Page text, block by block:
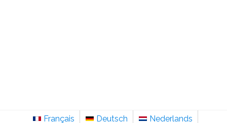
Français Deutsch Nederlands